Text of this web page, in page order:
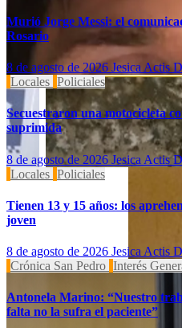
Murió Jorge Messi: el
Rosario
8 de agosto de 2026 Jesica Actis
Locales Policiales
Secuestraron una motocicleta
suprimida
8 de agosto de 2026 Jesica Actis
Locales Policiales
Tienen 13 y 15 años: los
joven
8 de agosto de 2026 Jesica Actis
Crónica San Pedro Interés
Antonela Marino: “Nuestro
falta no la sufra el paciente”